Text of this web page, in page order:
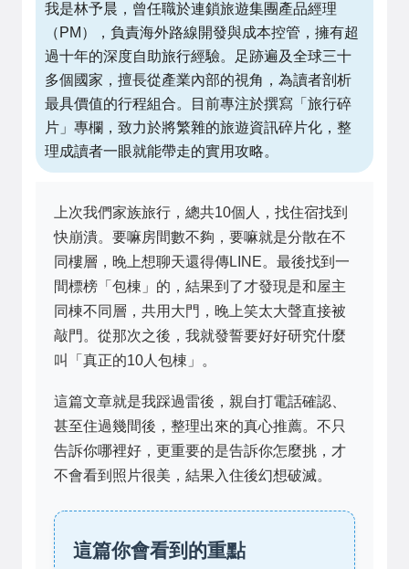
我是林予晨，曾任職於連鎖旅遊集團產品經理
（PM），負責海外路線開發與成本控管，擁有超
過十年的深度自助旅行經驗。足跡遍及全球三十
多個國家，擅長從產業內部的視角，為讀者剖析
最具價值的行程組合。目前專注於撰寫「旅行碎
片」專欄，致力於將繁雜的旅遊資訊碎片化，整
理成讀者一眼就能帶走的實用攻略。
上次我們家族旅行，總共10個人，找住宿找到
快崩潰。要嘛房間數不夠，要嘛就是分散在不
同樓層，晚上想聊天還得傳LINE。最後找到一
間標榜「包棟」的，結果到了才發現是和屋主
同棟不同層，共用大門，晚上笑太大聲直接被
敲門。從那次之後，我就發誓要好好研究什麼
叫「真正的10人包棟」。
這篇文章就是我踩過雷後，親自打電話確認、
甚至住過幾間後，整理出來的真心推薦。不只
告訴你哪裡好，更重要的是告訴你怎麼挑，才
不會看到照片很美，結果入住後幻想破滅。
這篇你會看到的重點